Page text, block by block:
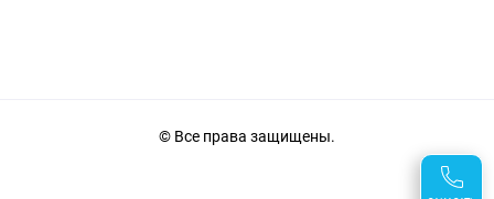
© Все права защищены.